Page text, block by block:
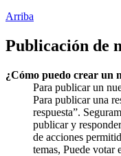
Arriba
Publicación de
¿Cómo puedo crear un
Para publicar un
Para publicar una
respuesta”.
publicar y
de acciones
temas, Puede votar